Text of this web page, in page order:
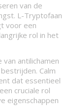
van de
L-Tryptofaan
voor een
rol in het
antilichamen
Calm
dat essentieel
cruciale rol
eigenschappen